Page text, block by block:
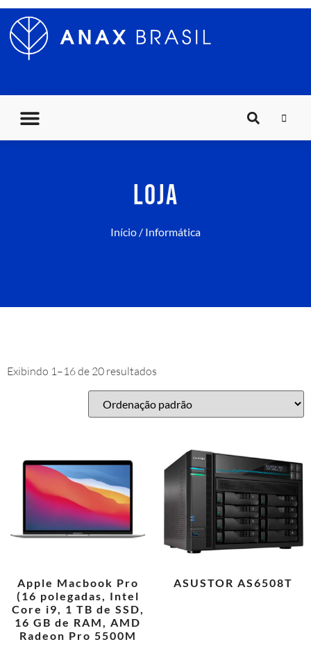
LOJA
Início / Informática
Exibindo 1–16 de 20 resultados
Apple Macbook Pro
(16 polegadas, Intel
Core i9, 1 TB de SSD,
16 GB de RAM, AMD
Radeon Pro 5500M
ASUSTOR AS6508T